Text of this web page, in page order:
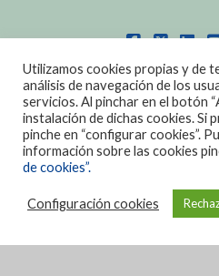
POLITICA DE
DISEÑO: DIAN
Utilizamos cookies propias y de
análisis de navegación de los
servicios. Al pinchar en el botón
instalación de dichas cookies. Si
pinche en “configurar cookies”.
información sobre las cookies
de cookies”.
Configuración cookies